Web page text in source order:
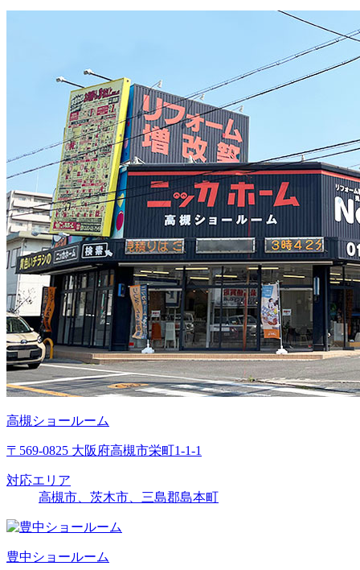
高槻ショールーム
〒569-0825 大阪府高槻市栄町1-1-1
対応エリア
高槻市、茨木市、三島郡島本町
豊中ショールーム